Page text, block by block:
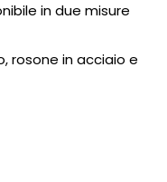
in due misure
rosone in acciaio e